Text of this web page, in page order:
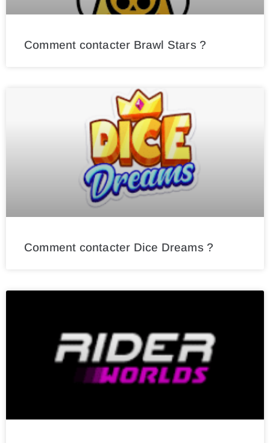
Comment contacter Brawl Stars ?
Comment contacter Dice Dreams ?